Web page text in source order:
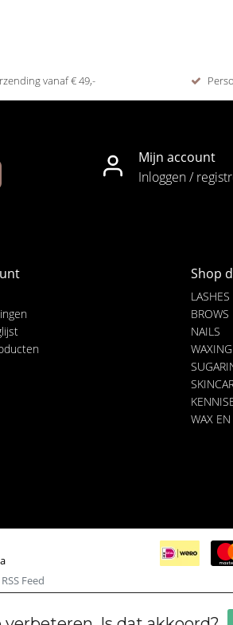
vanaf € 49,-
Mijn account
Inloggen /
Shop
LASHES
BROWS
NAILS
WAXING
WAX
RSS Feed